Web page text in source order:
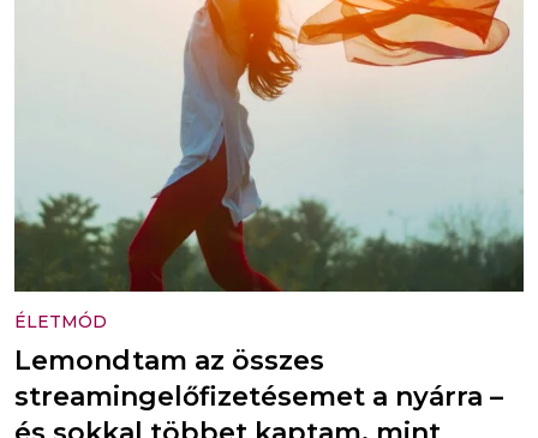
ÉLETMÓD
Lemondtam az összes
streamingelőfizetésemet a nyárra –